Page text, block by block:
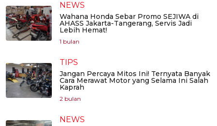
NEWS
Wahana Honda Sebar Promo SEJIWA di
AHASS Jakarta-Tangerang, Servis Jadi
Lebih Hemat!
1 bulan
TIPS
Jangan Percaya Mitos Ini! Ternyata Banyak
Cara Merawat Motor yang Selama Ini Salah
Kaprah
2 bulan
NEWS